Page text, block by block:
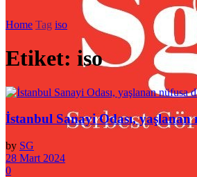
Home Tag iso
Etiket: iso
İstanbul Sanayi Odası,
by SG
28 Mart 2024
0